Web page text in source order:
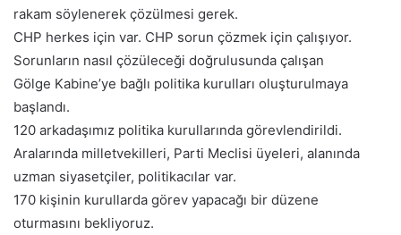
rakam söylenerek çözülmesi gerek.
CHP herkes için var. CHP sorun çözmek için çalışıyor.
Sorunların nasıl çözüleceği doğrulusunda çalışan
Gölge Kabine’ye bağlı politika kurulları oluşturulmaya
başlandı.
120 arkadaşımız politika kurullarında görevlendirildi.
Aralarında milletvekilleri, Parti Meclisi üyeleri, alanında
uzman siyasetçiler, politikacılar var.
170 kişinin kurullarda görev yapacağı bir düzene
oturmasını bekliyoruz.